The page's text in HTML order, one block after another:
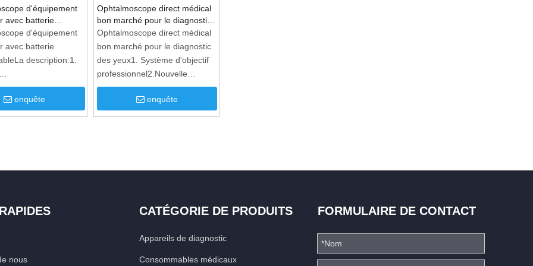
d'équipement
avec batterie
d'équipement
avec batterie
description:1.
de
-20D ~ +
enquête
Ophtalmoscope direct médical
bon marché pour le diagnostic
des yeux
Ophtalmoscope direct médical
bon marché pour le diagnostic
des yeux1. Système d'objectif
professionnel2.Nouvelle
technologie LED / technologie
XHL xénon halogène3.5
ouvertures différentes4.
garantie d'un an
enquête
nous
CATÉGORIE DE PRODUITS
Appareils de diagnostic
Consommables médicaux
FORMULAIRE DE CONTACT